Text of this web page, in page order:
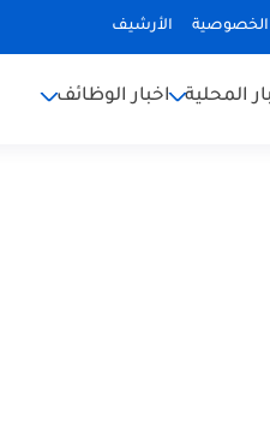
الأرشيف
المحلية اخبار الوظائف